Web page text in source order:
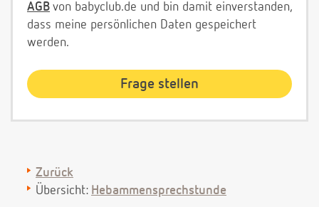
AGB von babyclub.de und bin damit einverstanden,
dass meine persönlichen Daten gespeichert
werden.
Zurück
Übersicht: Hebammensprechstunde